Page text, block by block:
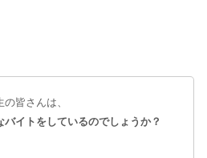
皆さんは、
バイトをしているのでしょうか？